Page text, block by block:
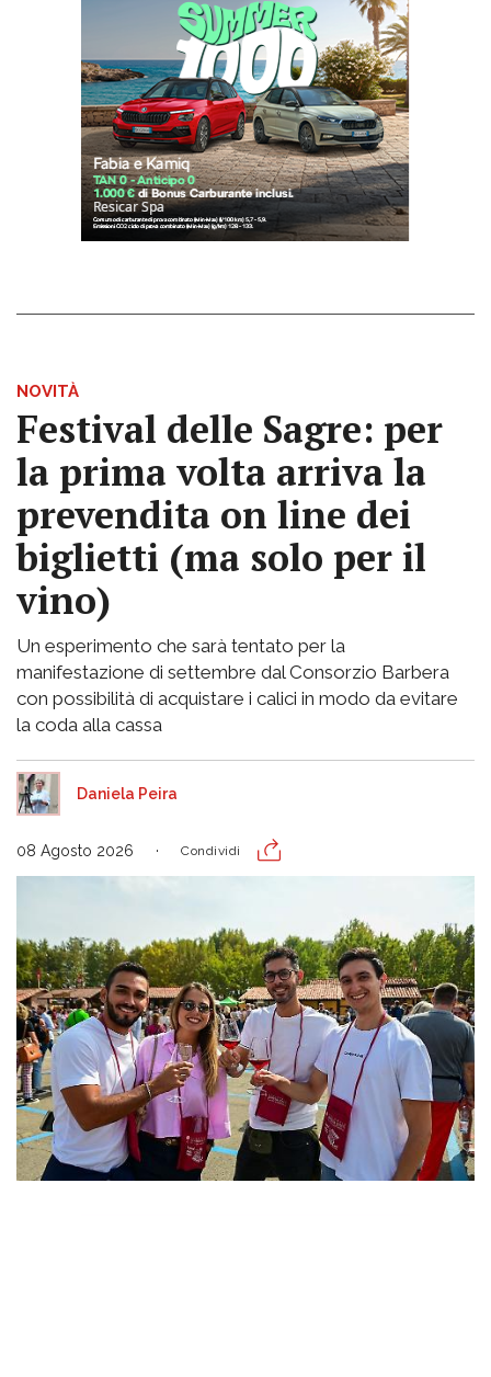
NOVITÀ
Festival delle Sagre: per
la prima volta arriva la
prevendita on line dei
biglietti (ma solo per il
vino)
Un esperimento che sarà tentato per la
manifestazione di settembre dal Consorzio Barbera
con possibilità di acquistare i calici in modo da evitare
la coda alla cassa
Daniela Peira
08 Agosto 2026 Condividi